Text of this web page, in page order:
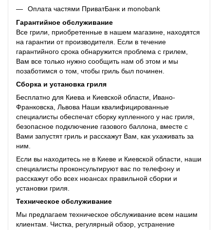
Оплата частями ПриватБанк и monobank
Гарантийное обслуживание
Все грили, приобретенные в нашем магазине, находятся
на гарантии от производителя. Если в течение
гарантийного срока обнаружится проблема с грилем,
Вам все только нужно сообщить нам об этом и мы
позаботимся о том, чтобы гриль был починен.
Сборка и установка гриля
Бесплатно для Киева и Киевской области, Ивано-
Франковска, Львова Наши квалифицированные
специалисты обеспечат сборку купленного у нас гриля,
безопасное подключение газового баллона, вместе с
Вами запустят гриль и расскажут Вам, как ухаживать за
ним.
Если вы находитесь не в Киеве и Киевской области, наши
специалисты проконсультируют вас по телефону и
расскажут обо всех нюансах правильной сборки и
установки гриля.
Техническое обслуживание
Мы предлагаем техническое обслуживание всем нашим
клиентам. Чистка, регулярный обзор, устранение